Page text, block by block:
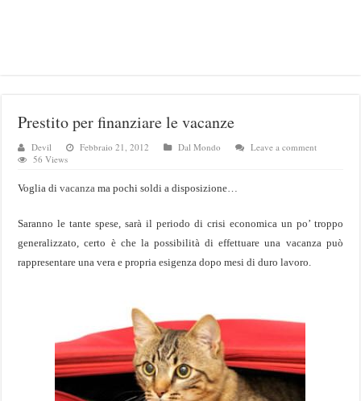
Prestito per finanziare le vacanze
Devil Febbraio 21, 2012 Dal Mondo
Leave a comment
56 Views
Voglia divacanza ma pochi soldi a disposizione…
Saranno le tante spese, sarà il periodo di crisi economica un po’ troppo
generalizzato, certo è che la possibilità di effettuare una vacanza può
rappresentare una vera e propria esigenza dopo mesi di duro lavoro.